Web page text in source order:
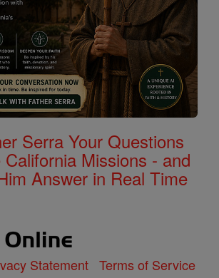
Serra Your Questions
Missions - and
Answer in Real Time
Statement Terms of Service